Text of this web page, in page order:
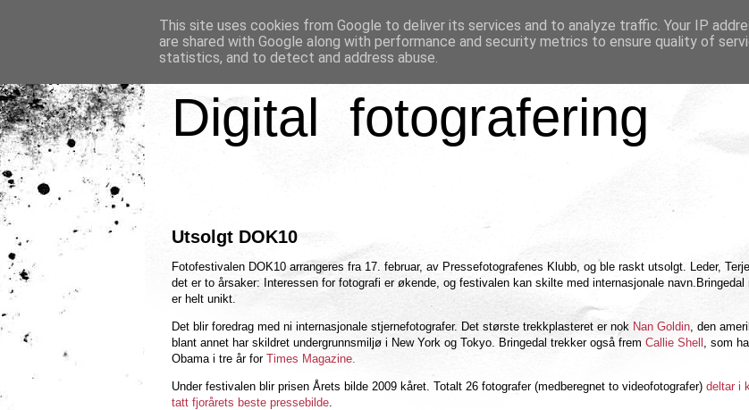
Digital fotografering
Utsolgt DOK10
Fotofestivalen DOK10 arrangeres fra 17. februar, av Pressefotografenes Klubb, og ble raskt utsolgt. Leder,
det er to årsaker: Interessen for fotografi er økende, og festivalen kan skilte med internasjonale navn.Bringedal
er helt unikt.
Det blir foredrag med ni internasjonale stjernefotografer. Det største trekkplasteret er nok Nan Goldin, den
blant annet har skildret undergrunnsmiljø i New York og Tokyo. Bringedal trekker også frem Callie Shell , som
Obama i tre år for Times Magazine.
Under festivalen blir prisen Årets bilde 2009 kåret. Totalt 26 fotografer (medberegnet to videofotografer) deltar i
tatt fjorårets beste pressebilde.
This site uses cookies from Google to deliver its services and to analyze traffic. Your IP
are shared with Google along with performance and security metrics to ensure quality of
statistics, and to detect and address abuse.